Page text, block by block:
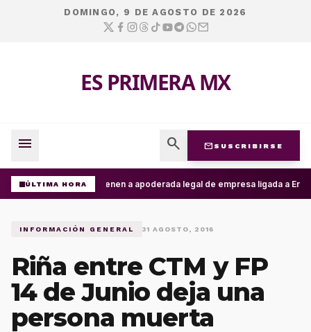
DOMINGO, 9 DE AGOSTO DE 2026
ES PRIMERA MX
menu search mail SUSCRIBIRSE
ÚLTIMA HORA Detienen a apoderada legal de empresa ligada a
INFORMACIÓN GENERAL 31 AGOSTO, 2016
Riña entre CTM y FP
14 de Junio deja una
persona muerta